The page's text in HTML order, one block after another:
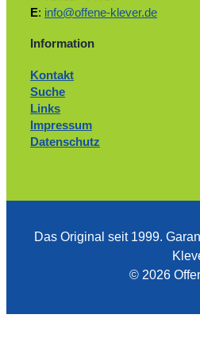
E: info@offene-klever.de
Information
Kontakt
Suche
Links
Impressum
Datenschutz
Das Original seit 1999.
© 2026